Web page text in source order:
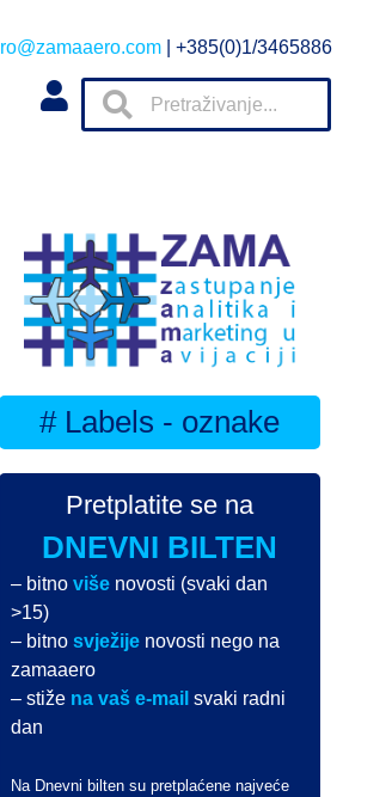
| +385(0)1/3465886
# Labels - oznake
Pretplatite se na
DNEVNI BILTEN
– bitnoviše novosti (svaki dan
>15)
– bitnosvježije novosti nego na
zamaaero
– stiže na vaš e-mail svaki radni
dan
Na Dnevni bilten su pretplaćene najveće